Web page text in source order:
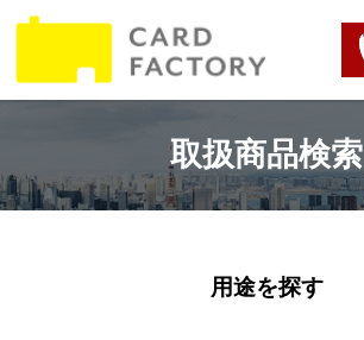
取扱商品検索
用途を探す